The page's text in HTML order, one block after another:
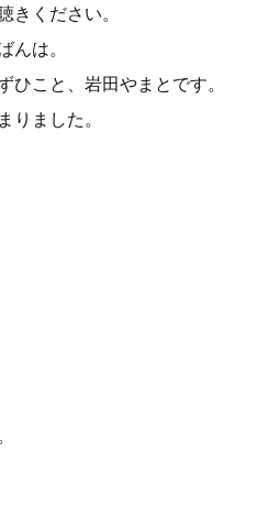
きください。
んは。
ひこと、岩田やまとです。
りました。